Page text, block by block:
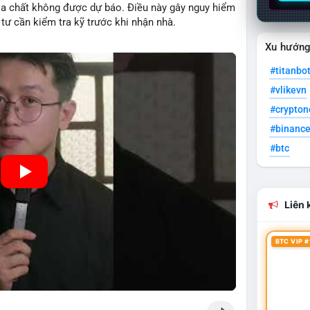
chất không được dự báo. Điều này gây nguy hiểm
cần kiểm tra kỹ trước khi nhận nhà.
Xu
#titanbot
#vlikevn
#btc
Liên
BTC VIP